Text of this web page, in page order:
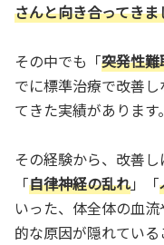
さんと向き合ってきま
その中でも「突発性難
でに標準治療で改善
てきた実績があります。
その経験から、改善
「自律神経の乱れ」「
いった、体全体の血
的な原因が隠れている